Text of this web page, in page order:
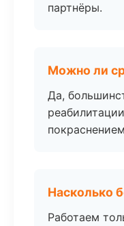
партнёры.
Можно ли
Да,
Насколько
Работаем